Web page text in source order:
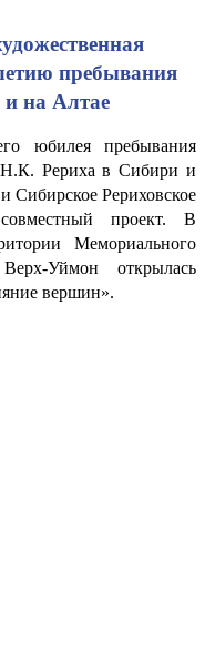
пребывания
на Алтае
юбилея пребывания
Н.К. Рериха в Сибири и
Сибирское Рериховское
проект. В
Мемориального
Уймон открылась
вершин».